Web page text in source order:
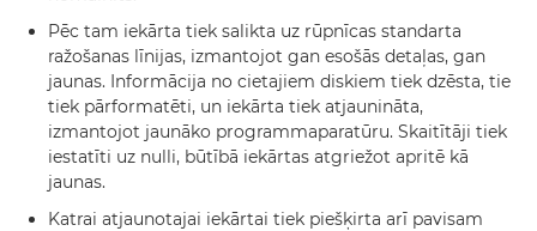
Pēc tam iekārta tiek salikta uz rūpnīcas standarta
ražošanas līnijas, izmantojot gan esošās detaļas, gan
jaunas. Informācija no cietajiem diskiem tiek dzēsta, tie
tiek pārformatēti, un iekārta tiek atjaunināta,
izmantojot jaunāko programmaparatūru. Skaitītāji tiek
iestatīti uz nulli, būtībā iekārtas atgriežot apritē kā
jaunas.
Katrai atjaunotajai iekārtai tiek piešķirta arī pavisam